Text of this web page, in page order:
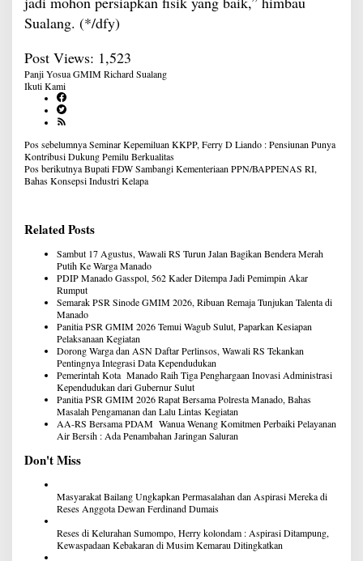
Sualang. (*/dfy)
Post Views: 1,523
Panji Yosua GMIMRichard Sualang
Ikuti Kami
Navigasi
pos
Pos sebelumnyaSeminar Kepemiluan KKPP, Ferry D Liando : Pensiunan Punya
Kontribusi Dukung Pemilu Berkualitas
Pos berikutnyaBupati FDW Sambangi Kementeriaan PPN/BAPPENAS RI,
Bahas Konsepsi Industri Kelapa
Related Posts
Sambut 17 Agustus, Wawali RS Turun Jalan Bagikan Bendera Merah
Putih Ke Warga Manado
PDIP Manado Gasspol, 562 Kader Ditempa Jadi Pemimpin Akar
Rumput
Semarak PSR Sinode GMIM 2026, Ribuan Remaja Tunjukan Talenta di
Manado
Panitia PSR GMIM 2026 Temui Wagub Sulut, Paparkan Kesiapan
Pelaksanaan Kegiatan
Dorong Warga dan ASN Daftar Perlinsos, Wawali RS Tekankan
Pentingnya Integrasi Data Kependudukan
Pemerintah Kota Manado Raih Tiga Penghargaan Inovasi Administrasi
Kependudukan dari Gubernur Sulut
Panitia PSR GMIM 2026 Rapat Bersama Polresta Manado, Bahas
Masalah Pengamanan dan Lalu Lintas Kegiatan
AA-RS Bersama PDAM Wanua Wenang Komitmen Perbaiki Pelayanan
Air Bersih : Ada Penambahan Jaringan Saluran
Don't Miss
Masyarakat Bailang Ungkapkan Permasalahan dan Aspirasi Mereka di
Reses Anggota Dewan Ferdinand Dumais
Reses di Kelurahan Sumompo, Herry kolondam : Aspirasi Ditampung,
Kewaspadaan Kebakaran di Musim Kemarau Ditingkatkan